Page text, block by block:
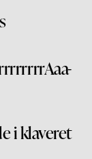
i klaveret